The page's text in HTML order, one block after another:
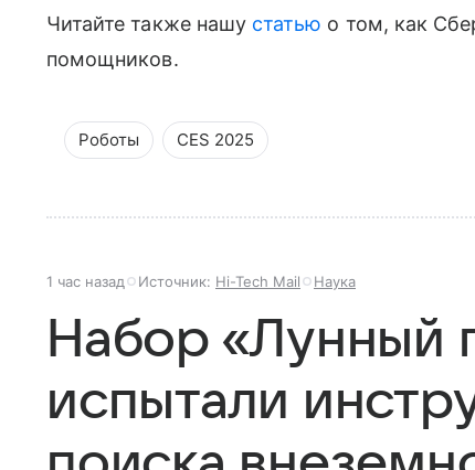
Читайте также нашу статью о том, как
помощников.
Роботы CES 2025
1 час назад Источник: Hi-Tech Mail Наука
Набор «Лунный
испытали